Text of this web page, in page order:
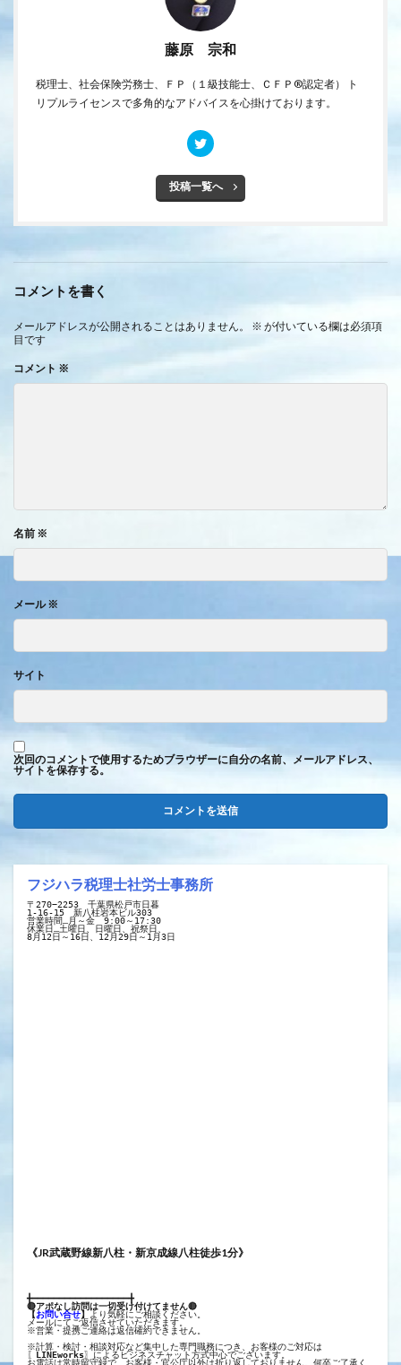
藤原 宗和
税理士、社会保険労務士、ＦＰ（１級技能士、ＣＦＰ®認定者） ト
リプルライセンスで多角的なアドバイスを心掛けております。
投稿一覧へ
コメントを書く
メールアドレスが公開されることはありません。 ※ が付いている欄は必須項
目です
コメント ※
名前 ※
メール※
サイト
次回のコメントで使用するためブラウザーに自分の名前、メールアドレス、
サイトを保存する。
フジハラ税理士社労士事務所
〒270−2253　千葉県松戸市日暮
1-16-15　新八柱岩本ビル303
営業時間…月～金　9:00～17:30
休業日…土曜日、日曜日、祝祭日、
8月12日～16日、12月29日～1月3日
《JR武蔵野線新八柱・新京成線八柱徒歩1分》
╋━━━━━━━━━━━━━━━━━━╋
🔴アポなし訪問は一切受け付けてません🔴
【お問い合せ】より気軽にご相談ください。
メールにてご返信させていただきます。
※営業・提携ご連絡は返信確約できません。
※計算・検討・相談対応など集中した専門職務につき、お客様のご対応は
〖 LINEworks〗によるビジネスチャット方式中心でございます。
お電話は常時留守録で、お客様・官公庁以外は折り返しておりません。何卒ご了承く